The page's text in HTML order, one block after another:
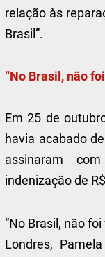
relação às
Brasil”.
“No Brasil, não
Em 25 de
havia acabado
assinaram
indenização de
“No Brasil, não
Londres,